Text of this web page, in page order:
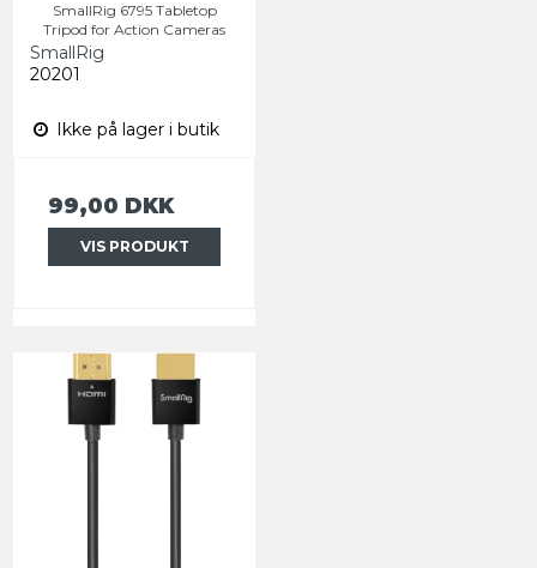
SmallRig 6795 Tabletop
Tripod for Action Cameras
SmallRig
20201
Ikke på lager i butik
99,00 DKK
VIS PRODUKT